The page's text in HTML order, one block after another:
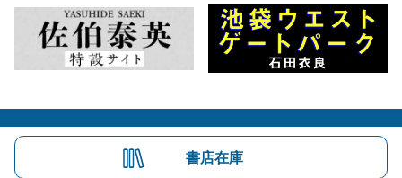
書店在庫
会社概要 自費出版のご案内 お問合せ
株式会社文藝春秋 文春オンライン Number Web